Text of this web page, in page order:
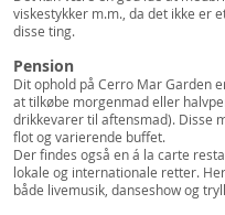
viskestykker m.m., da det ikke er
disse ting.
Pension
Dit ophold på Cerro Mar Garden
at tilkøbe morgenmad eller
drikkevarer til aftensmad). Disse
flot og varierende buffet.
Der findes også en á la carte
lokale og internationale retter.
både livemusik, danseshow og